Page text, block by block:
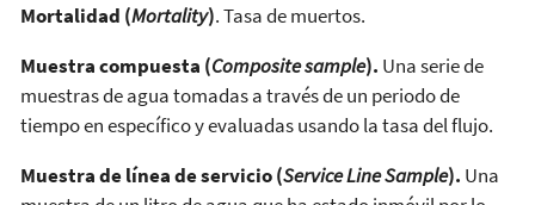
Mortalidad (Mortality). Tasa de muertos.
Muestra compuesta (Composite sample). Una serie de
muestras de agua tomadas a través de un periodo de
tiempo en específico y evaluadas usando la tasa del flujo.
Muestra de línea de servicio (Service Line Sample). Una